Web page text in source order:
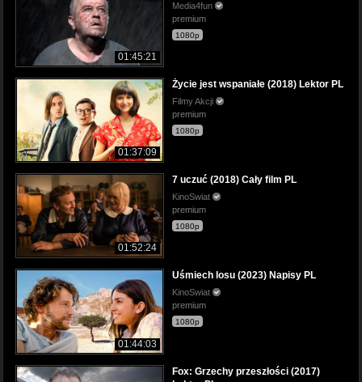
01:45:21
Media4fun
premium
1080p
01:37:09
Życie jest wspaniałe (2018) Lektor PL
Filmy Akcji
premium
1080p
01:52:24
7 uczuć (2018) Cały film PL
KinoSwiat
premium
1080p
01:44:03
Uśmiech losu (2023) Napisy PL
KinoSwiat
premium
1080p
Fox: Grzechy przeszłości (2017)